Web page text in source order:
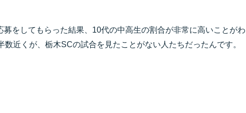
募をしてもらった結果、10代の中高生の割合が非常に高いことがわ
近くが、栃木SCの試合を見たことがない人たちだったんです。